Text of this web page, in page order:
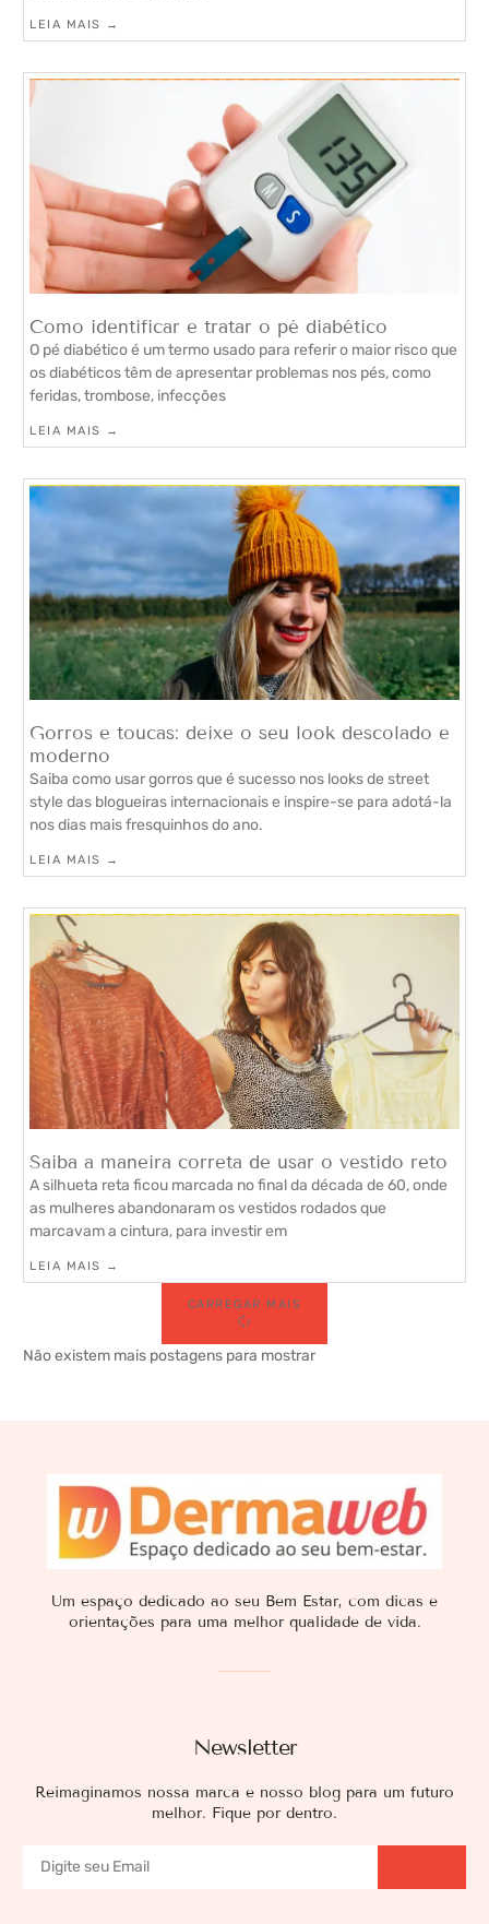
LEIA MAIS →
Como identificar e tratar o pé diabético
O pé diabético é um termo usado para referir o maior risco que
os diabéticos têm de apresentar problemas nos pés, como
feridas, trombose, infecções
LEIA MAIS →
Gorros e toucas: deixe o seu look descolado e
moderno
Saiba como usar gorros que é sucesso nos looks de street
style das blogueiras internacionais e inspire-se para adotá-la
nos dias mais fresquinhos do ano.
LEIA MAIS →
Saiba a maneira correta de usar o vestido reto
A silhueta reta ficou marcada no final da década de 60, onde
as mulheres abandonaram os vestidos rodados que
marcavam a cintura, para investir em
LEIA MAIS →
CARREGAR MAIS
Não existem mais postagens para mostrar
Newsletter
Reimaginamos nossa marca e nosso blog para um futuro
melhor. Fique por dentro.
Um espaço dedicado ao seu Bem Estar, com dicas e
orientações para uma melhor qualidade de vida.